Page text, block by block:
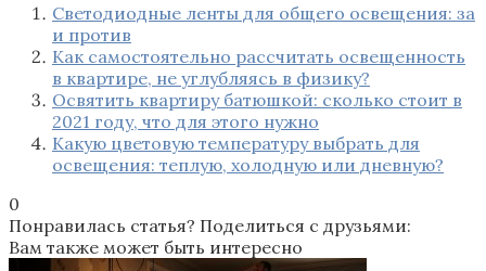
Светодиодные ленты для общего освещения: за
и против
Как самостоятельно рассчитать освещенность
в квартире, не углубляясь в физику?
Освятить квартиру батюшкой: сколько стоит в
2021 году, что для этого нужно
Какую цветовую температуру выбрать для
освещения: теплую, холодную или дневную?
0
Понравилась статья? Поделиться с друзьями:
Вам также может быть интересно